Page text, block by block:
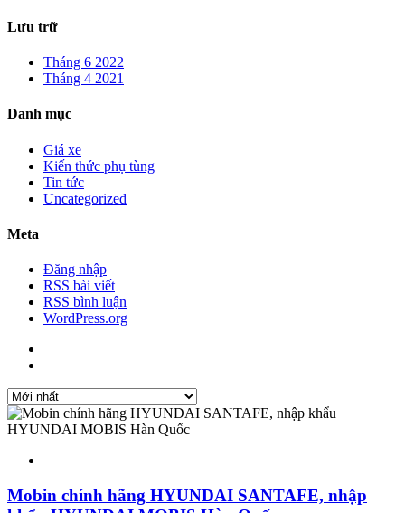
Lưu trữ
Tháng 6 2022
Tháng 4 2021
Danh mục
Giá xe
Kiến thức phụ tùng
Tin tức
Uncategorized
Meta
Đăng nhập
RSS bài viết
RSS bình luận
WordPress.org
Mobin chính hãng HYUNDAI SANTAFE, nhập